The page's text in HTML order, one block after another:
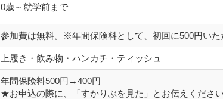
0歳～就学前まで
参加費は無料。※年間保険料として、初回に500円いた
上履き・飲み物・ハンカチ・ティッシュ
年間保険料500円→400円
★お申込の際に、「すかりぶを見た」とお伝えくださ